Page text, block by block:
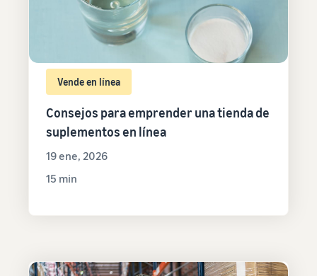
Vende en línea
Consejos para emprender una tienda de
suplementos en línea
19 ene, 2026
15 min